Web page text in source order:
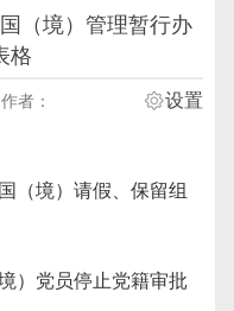
（境）管理暂行办
格
作者： 设置
（境）请假、保留组
）党员停止党籍审批